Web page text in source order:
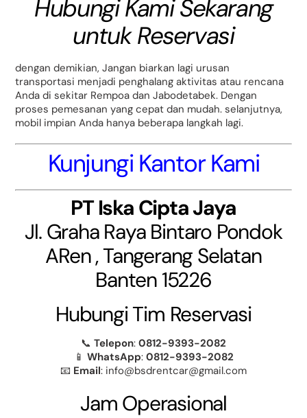
Hubungi Kami Sekarang
untuk Reservasi
dengan demikian, Jangan biarkan lagi urusan
transportasi menjadi penghalang aktivitas atau rencana
Anda di sekitar Rempoa dan Jabodetabek. Dengan
proses pemesanan yang cepat dan mudah. selanjutnya,
mobil impian Anda hanya beberapa langkah lagi.
Kunjungi Kantor Kami
PT Iska Cipta Jaya
Jl. Graha Raya Bintaro Pondok
ARen , Tangerang Selatan
Banten 15226
Hubungi Tim Reservasi
📞 Telepon: 0812-9393-2082
📱 WhatsApp: 0812-9393-2082
📧 Email: info@bsdrentcar@gmail.com
Jam Operasional